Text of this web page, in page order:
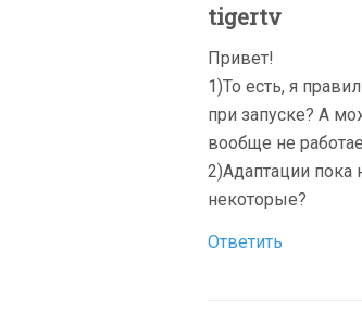
tigertv
Привет!
1)То есть, я
при запуске? А
вообще не
2)Адаптации пока
некоторые?
Ответить